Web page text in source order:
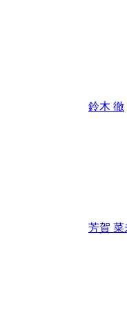
鈴木 徹
芳賀 菜